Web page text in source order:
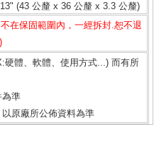
(43 公釐 x 36 公釐 x 3.3 公釐)
在保固範圍內，一經拆封.恕不退
體、軟體、使用方式...) 而有所
準
原廠所公佈資料為準